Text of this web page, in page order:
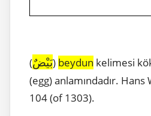
(بَيْضٌ) beydun kelimesi
(egg) anlamındadır.
104 (of 1303).